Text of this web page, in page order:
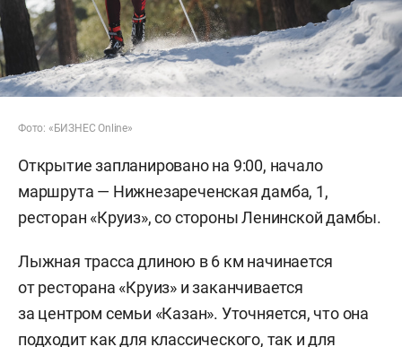
Фото: «БИЗНЕС Online»
Открытие запланировано на 9:00, начало
маршрута — Нижнезареченская дамба, 1,
ресторан «Круиз», со стороны Ленинской дамбы.
Лыжная трасса длиною в 6 км начинается
от ресторана «Круиз» и заканчивается
за центром семьи «Казан». Уточняется, что она
подходит как для классического, так и для